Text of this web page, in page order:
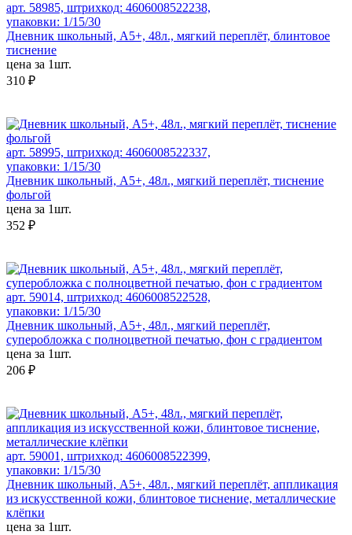
арт. 58985, штрихкод: 4606008522238,
упаковки: 1/15/30
Дневник школьный, А5+, 48л., мягкий переплёт, блинтовое
тиснение
цена за 1шт.
310 ₽
арт. 58995, штрихкод: 4606008522337,
упаковки: 1/15/30
Дневник школьный, А5+, 48л., мягкий переплёт, тиснение
фольгой
цена за 1шт.
352 ₽
арт. 59014, штрихкод: 4606008522528,
упаковки: 1/15/30
Дневник школьный, А5+, 48л., мягкий переплёт,
суперобложка с полноцветной печатью, фон с градиентом
цена за 1шт.
206 ₽
арт. 59001, штрихкод: 4606008522399,
упаковки: 1/15/30
Дневник школьный, А5+, 48л., мягкий переплёт, аппликация
из искусственной кожи, блинтовое тиснение, металлические
клёпки
цена за 1шт.